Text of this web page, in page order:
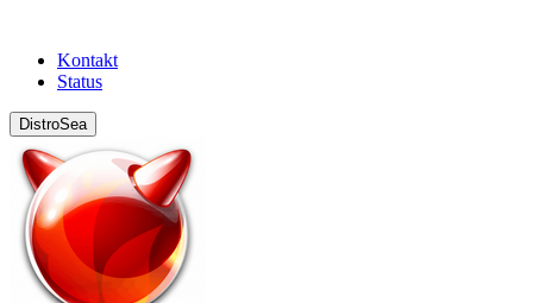
Kontakt
Status
DistroSea